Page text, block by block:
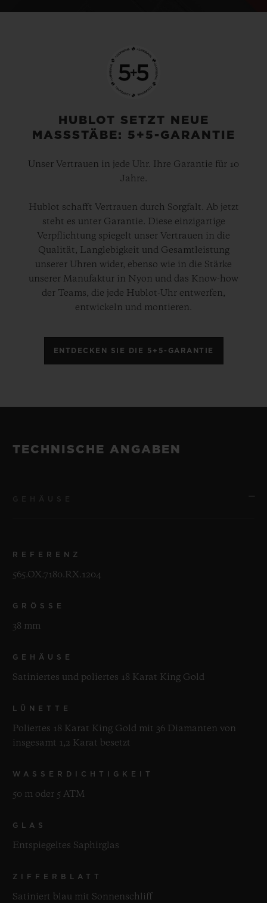
HUBLOT SETZT NEUE
MASSSTÄBE: 5+5-GARANTIE
Unser Vertrauen in jede Uhr. Ihre Garantie für 10
Jahre.
Hublot schafft Vertrauen durch Sorgfalt. Ab jetzt
steht es unter Garantie. Diese einzigartige
Verpflichtung spiegelt unser Vertrauen in die
Qualität, Langlebigkeit und Gesamtleistung
unserer Uhren wider, ebenso wie in die Stärke
unserer Manufaktur in Nyon und das Know-how
der Teams, die jede Hublot-Uhr entwerfen,
entwickeln und montieren.
ENTDECKEN SIE DIE 5+5-GARANTIE
TECHNISCHE ANGABEN
REFERENZ
565.OX.7180.RX.1204
GRÖSSE
38 mm
GEHÄUSE
Satiniertes und poliertes 18 Karat King Gold
LÜNETTE
Poliertes 18 Karat King Gold mit 36 Diamanten von
insgesamt 1,2 Karat besetzt
WASSERDICHTIGKEIT
50 m oder 5 ATM
GLAS
Entspiegeltes Saphirglas
ZIFFERBLATT
Satiniert blau mit Sonnenschliff